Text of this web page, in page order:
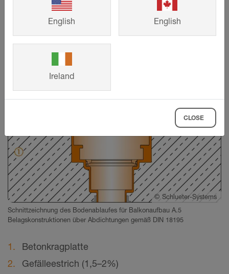
Bodenablauf
© Schlueter-Systems
Schnittzeichnung des Bodenablaufes für Balkonaufbau A.5
Belagskonstruktionen über Abdichtungen gemäß DIN 18195
Betonkragplatte
Gefälleestrich (1,5–2%)
English English
Ireland
CLOSE